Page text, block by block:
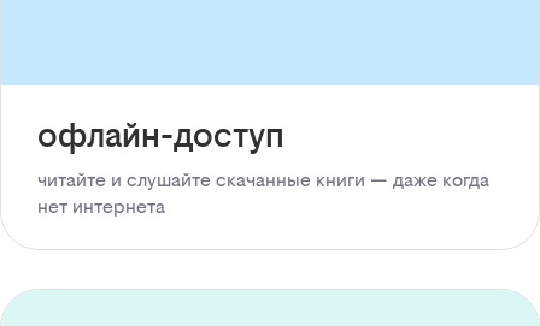
офлайн-доступ
читайте и слушайте скачанные книги — даже когда
нет интернета